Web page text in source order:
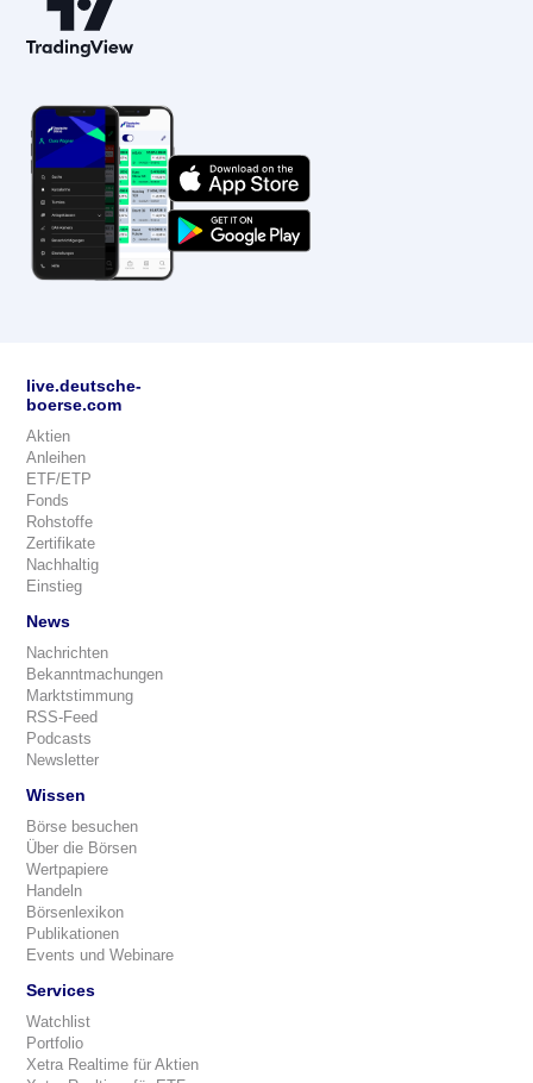
live.deutsche-
boerse.com
Aktien
Anleihen
ETF/ETP
Fonds
Rohstoffe
Zertifikate
Nachhaltig
Einstieg
News
Nachrichten
Bekanntmachungen
Marktstimmung
RSS-Feed
Podcasts
Newsletter
Wissen
Börse besuchen
Über die Börsen
Wertpapiere
Handeln
Börsenlexikon
Publikationen
Events und Webinare
Services
Watchlist
Portfolio
Xetra Realtime für Aktien